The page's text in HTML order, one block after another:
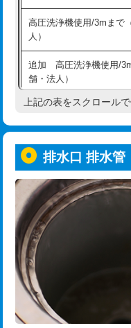
※給水管工事は20mmま
給水管工事※（保温材使
め込み）)
給水管工事※（土の掘削
業)
給水管工事※（塩ビ管（
用/3ｍまで)
用（追加）/3ｍ超え)
給水管工事※（ライニン
管・ポリ管・HT管使用/
給水管工事※（ライニン
管・ポリ管・HT管使用/3
排水管工事（土の掘削・
業）
排水管工事（排水管工
高圧洗浄機使用/3mまで
人）
追加 高圧洗浄機使用/
舗・法人）
高度高圧洗浄換
トーラー機使用/3mまで
追加トーラー機使用/3m
カメラ調査
桝清掃
止水・漏水調査・防水処
理・調整・分解・加工な
止水・漏水調査・防水
上記の表をスクロール
排水口 排水管